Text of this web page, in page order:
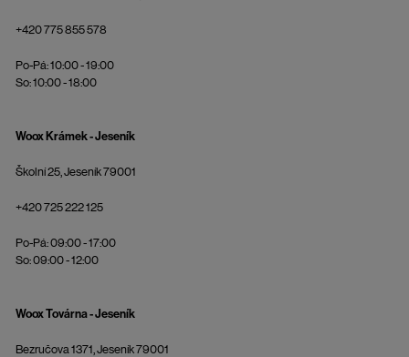
+420 775 855 578
Po-Pá: 10:00 - 19:00
So: 10:00 - 18:00
Woox Krámek - Jeseník
Školní 25, Jeseník 79001
+420 725 222 125
Po-Pá: 09:00 - 17:00
So: 09:00 - 12:00
Woox Továrna - Jeseník
Bezručova 1371, Jeseník 79001